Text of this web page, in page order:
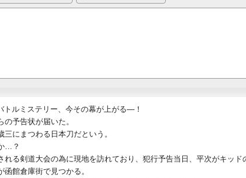
ルミステリー、今その幕が上がる―！
予告状が届いた。
にまつわる日本刀だという。
…？
る剣道大会の為に現地を訪れており、犯行予告当日、平次がキッ
館倉庫街で見つかる。